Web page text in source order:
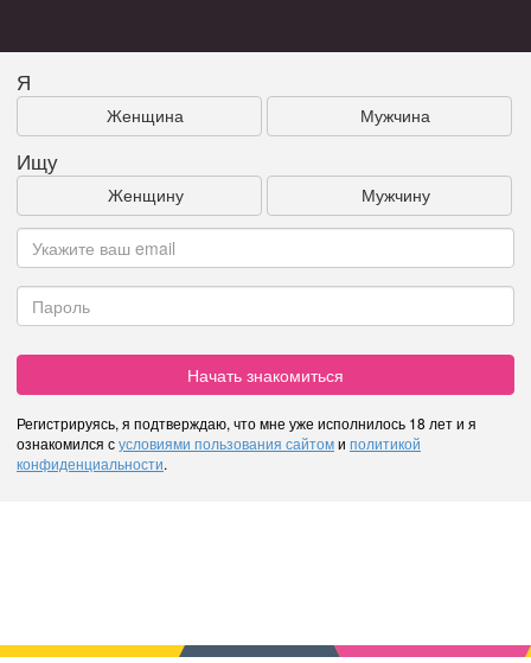
Я
Женщина Мужчина
Ищу
Женщину Мужчину
Начать знакомиться
Регистрируясь, я подтверждаю, что мне уже исполнилось 18 лет и я
ознакомился сусловиями пользования сайтоми политикой
конфиденциальности.